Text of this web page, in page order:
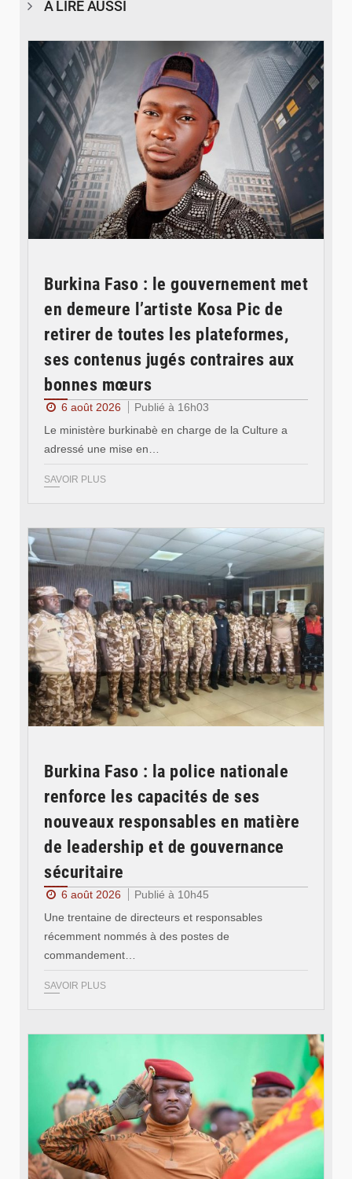
À LIRE AUSSI
Burkina Faso : le gouvernement met
en demeure l’artiste Kosa Pic de
retirer de toutes les plateformes,
ses contenus jugés contraires aux
bonnes mœurs
6 août 2026
Publié à 16h03
Le ministère burkinabè en charge de la Culture a
adressé une mise en…
SAVOIR PLUS
Burkina Faso : la police nationale
renforce les capacités de ses
nouveaux responsables en matière
de leadership et de gouvernance
sécuritaire
6 août 2026
Publié à 10h45
Une trentaine de directeurs et responsables
récemment nommés à des postes de
commandement…
SAVOIR PLUS